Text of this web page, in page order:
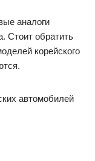
аналоги
Стоит обратить
корейского
автомобилей